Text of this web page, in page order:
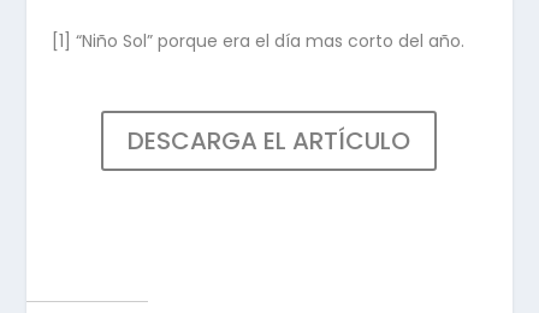
[1] “Niño Sol” porque era el día mas corto del año.
DESCARGA EL ARTÍCULO